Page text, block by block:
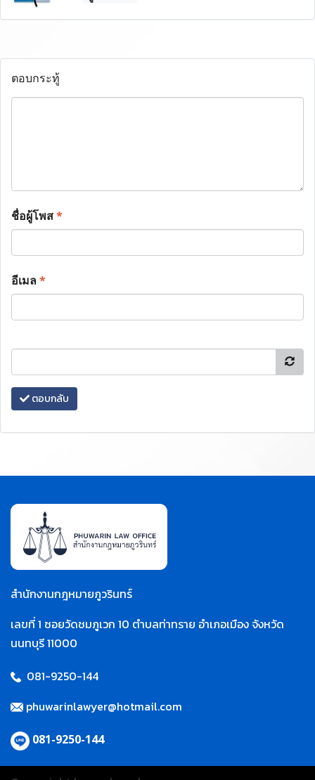
ตอบกระทู้
ชื่อผู้โพส*
อีเมล*
ตอบกลับ
สำนักงานกฎหมายภูวรินทร์
เลขที่ 1 ซอยวัดชมภูเวก 10 ตำบลท่าทราย อำเภอเมือง จังหวัด
นนทบุรี 11000
081-9250-144
phuwarinlawyer@hotmail.com
081-9250-144